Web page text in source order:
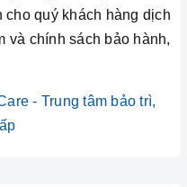
cho quý khách hàng dịch
và chính sách bảo hành,
- Trung tâm bảo trì,